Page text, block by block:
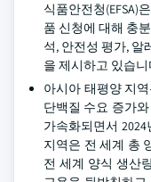
식품안전청(EFSA)
품 신청에 대해 충
석, 안전성 평가, 알
을 제시하고 있습니
아시아 태평양 지
단백질 수요 증가
가속화되면서
지역은 전 세계 총
전 세계 양식 생산